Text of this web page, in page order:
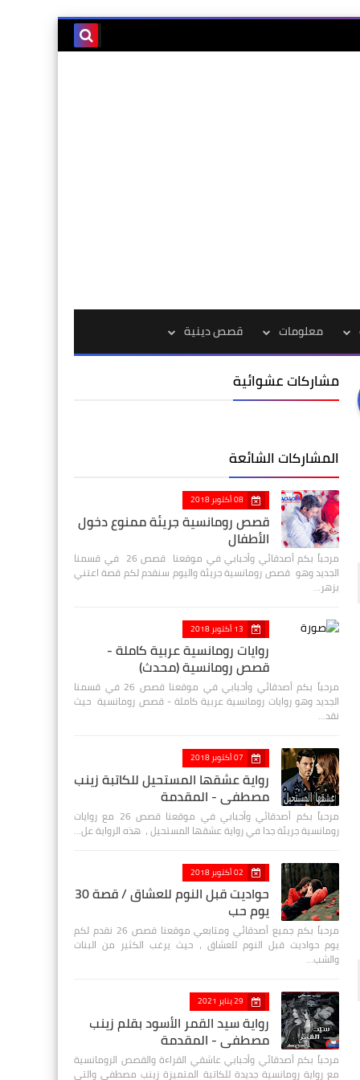
معلومات قصص دينية
مشاركات عشوائية
المشاركات الشائعة
08 أكتوبر 2018
قصص رومانسية جريئة ممنوع دخول
الأطفال
مرحباً بكم أصدقائي وأحبابي في موقعنا قصص 26 في قسمنا
الجديد وهو قصص رومانسية جريئة واليوم سنقدم لكم قصة اعتني
بزهر…
13 أكتوبر 2018
روايات رومانسية عربية كاملة -
قصص رومانسية (محدث)
مرحباً بكم أصدقائي وأحبابي في موقعنا قصص 26 في قسمنا
الجديد وهو روايات رومانسية عربية كاملة - قصص رومانسية حيث
نقد…
07 أكتوبر 2018
رواية عشقها المستحيل للكاتبة زينب
مصطفي - المقدمة
مرحباً بكم أصدقائي وأحبابي في موقعنا قصص 26 مع روايات
رومانسية جريئة جدا في رواية عشقها المستحيل ، هذه الرواية عل…
02 أكتوبر 2018
حواديت قبل النوم للعشاق / قصة 30
يوم حب
مرحباً بكم جميع أصدقائي ومتابعي موقعنا قصص 26 نقدم لكم
يوم حواديت قبل النوم للعشاق ، حيث يرغب الكثير من البنات
والشب…
29 يناير 2021
رواية سيد القمر الأسود بقلم زينب
مصطفي - المقدمة
مرحباً بكم أصدقائي وأحبابي عاشقي القراءة والقصص الرومانسية
مع رواية رومانسية جديدة للكاتبة المتميزة زينب مصطفى والتي